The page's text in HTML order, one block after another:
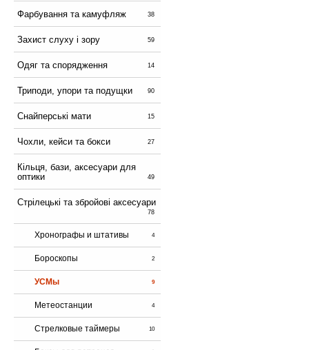
Фарбування та камуфляж 38
Захист слуху і зору 59
Одяг та спорядження 14
Триподи, упори та подущки 90
Снайперські мати 15
Чохли, кейси та бокси 27
Кільця, бази, аксесуари для
оптики
49
Стрілецькі та збройові аксесуари
78
Хронографы и штативы 4
Бороскопы 2
УСМы 9
Метеостанции 4
Стрелковые таймеры 10